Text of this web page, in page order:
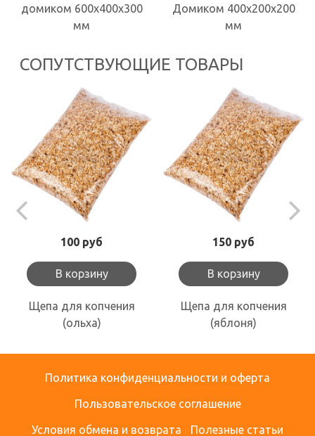
домиком 600х400х300
мм
Домиком 400х200х200
мм
СОПУТСТВУЮЩИЕ ТОВАРЫ
100 руб
В корзину
Щепа для копчения
(ольха)
150 руб
В корзину
Щепа для копчения
(яблоня)
Политика конфиденциальности и оферта
Пользовательское соглашение
Условия обмена и возврата Полезные статьи